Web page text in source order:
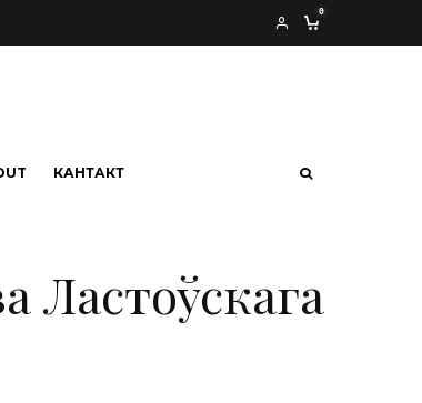
0
КАНТАКТ
Ластоўскага